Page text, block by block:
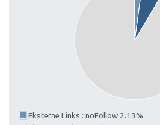
Eksterne Links : noFollow 2.13%